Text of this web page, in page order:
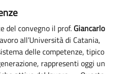
del convegno il prof. Giancarlo
all’Università di Catania,
delle competenze, tipico
rappresenti oggi un